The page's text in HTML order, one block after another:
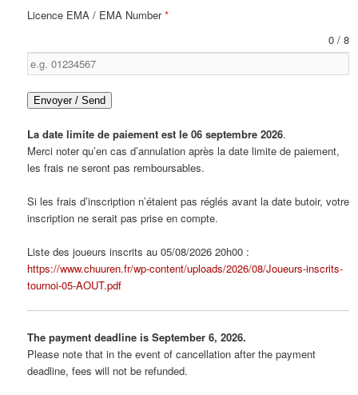
Licence EMA / EMA Number*
0 / 8
Envoyer / Send
La date limite de paiement est le 06 septembre 2026.
Merci noter qu’en cas d’annulation après la date limite de paiement,
les frais ne seront pas remboursables.
Si les frais d’inscription n’étaient pas réglés avant la date butoir, votre
inscription ne serait pas prise en compte.
Liste des joueurs inscrits au 05/08/2026 20h00 :
https://www.chuuren.fr/wp-content/uploads/2026/08/Joueurs-inscrits-
tournoi-05-AOUT.pdf
The payment deadline is September 6, 2026.
Please note that in the event of cancellation after the payment
deadline, fees will not be refunded.